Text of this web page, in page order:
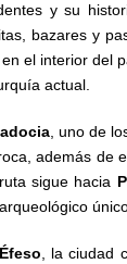
y su
bazares y
el interior del
actual.
, uno de
además de
sigue hacia
Éfeso , la ciudad